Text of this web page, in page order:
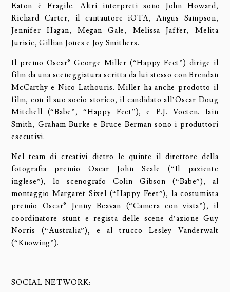
Eaton è Fragile. Altri interpreti sono John Howard,
Richard Carter, il cantautore iOTA, Angus Sampson,
Jennifer Hagan, Megan Gale, Melissa Jaffer, Melita
Jurisic, Gillian Jones e Joy Smithers.
Il premo Oscar® George Miller (“Happy Feet”) dirige il
film da una sceneggiatura scritta da lui stesso con Brendan
McCarthy e Nico Lathouris. Miller ha anche prodotto il
film, con il suo socio storico, il candidato all’Oscar Doug
Mitchell (“Babe”, “Happy Feet”), e P.J. Voeten. Iain
Smith, Graham Burke e Bruce Berman sono i produttori
esecutivi.
Nel team di creativi dietro le quinte il direttore della
fotografia premio Oscar John Seale (“Il paziente
inglese”), lo scenografo Colin Gibson (“Babe”), al
montaggio Margaret Sixel (“Happy Feet”), la costumista
premio Oscar® Jenny Beavan (“Camera con vista”), il
coordinatore stunt e regista delle scene d’azione Guy
Norris (“Australia”), e al trucco Lesley Vanderwalt
(“Knowing”).
SOCIAL NETWORK: